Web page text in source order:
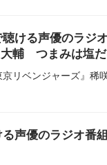
ける声優のラジ
輔 つまみは塩だ
る声優のラジオ